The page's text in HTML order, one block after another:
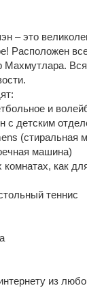
– это
Расположен
Махмутлара. Вся
и
с детским
(стиральная
машина)
как
теннис
из